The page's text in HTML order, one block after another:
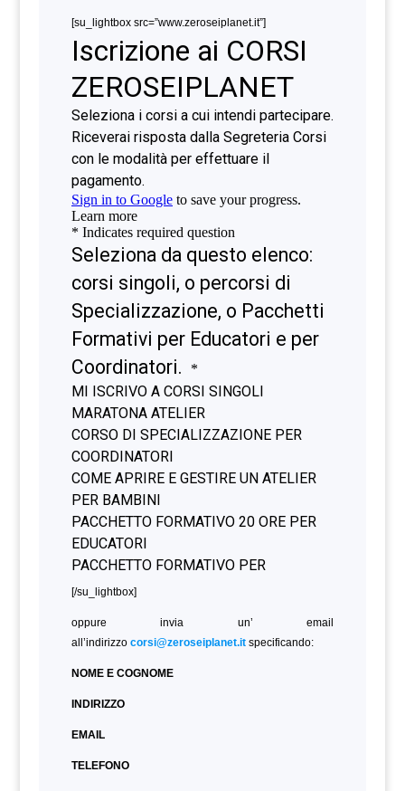
[su_lightbox src=”www.zeroseiplanet.it”]
[/su_lightbox]
oppure invia un’ email
all’indirizzo corsi@zeroseiplanet.itspecificando:
NOME E COGNOME
INDIRIZZO
EMAIL
TELEFONO